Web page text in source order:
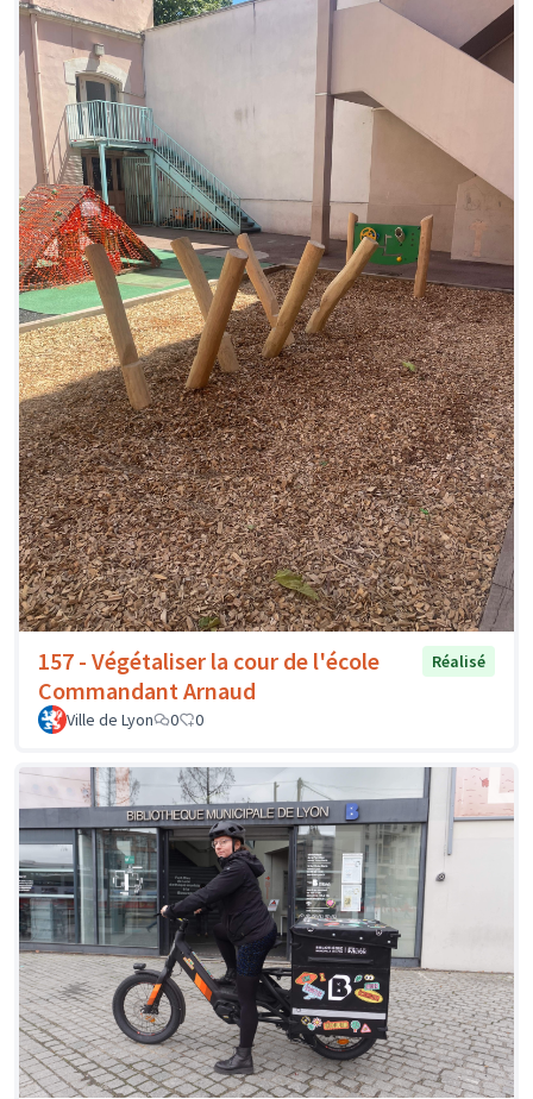
157 - Végétaliser la cour de l'école
Commandant Arnaud
Réalisé
Ville de Lyon 0 0